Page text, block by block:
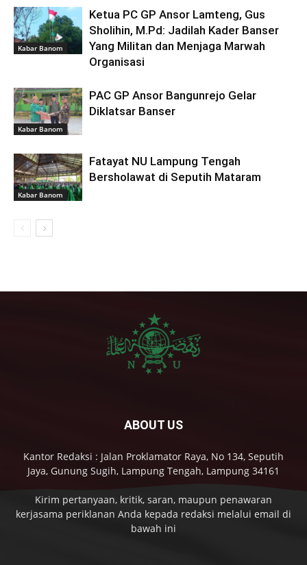
Kabar Banom
Ketua PC GP Ansor Lamteng, Gus
Sholihin, M.Pd: Jadilah Kader Banser
Yang Militan dan Menjaga Marwah
Organisasi
Kabar Banom
PAC GP Ansor Bangunrejo Gelar
Diklatsar Banser
Kabar Banom
Fatayat NU Lampung Tengah
Bersholawat di Seputih Mataram
ABOUT US
Kantor Redaksi : Jalan Proklamator Raya, No 134, Seputih
Jaya, Gunung Sugih, Lampung Tengah, Lampung 34161
Kirim pertanyaan, kritik, saran, maupun penawaran
kerjasama periklanan Anda kepada redaksi melalui email di
bawah ini